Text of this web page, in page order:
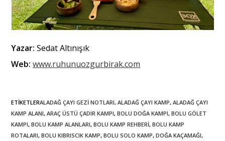
Yazar: Sedat Altınışık
Web: www.ruhunuozgurbirak.com
ETIKETLERALADAĞ ÇAYI GEZI NOTLARI, ALADAĞ ÇAYI KAMP, ALADAĞ ÇAYI
KAMP ALANI, ARAÇ ÜSTÜ ÇADIR KAMPI, BOLU DOĞA KAMPI, BOLU GÖLET
KAMPI, BOLU KAMP ALANLARI, BOLU KAMP REHBERI, BOLU KAMP
ROTALARI, BOLU KIBRISCIK KAMP, BOLU SOLO KAMP, DOĞA KAÇAMAĞI,